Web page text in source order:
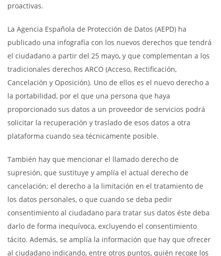
proactivas.
La Agencia Española de Protección de Datos (AEPD) ha
publicado una infografía con los nuevos derechos que tendrá
el ciudadano a partir del 25 mayo, y que complementan a los
tradicionales derechos ARCO (Acceso, Rectificación,
Cancelación y Oposición). Uno de ellos es el nuevo derecho a
la portabilidad, por el que una persona que haya
proporcionado sus datos a un proveedor de servicios podrá
solicitar la recuperación y traslado de esos datos a otra
plataforma cuando sea técnicamente posible.
También hay que mencionar el llamado derecho de
supresión, que sustituye y amplía el actual derecho de
cancelación; el derecho a la limitación en el tratamiento de
los datos personales, o que cuando se deba pedir
consentimiento al ciudadano para tratar sus datos éste deba
darlo de forma inequívoca, excluyendo el consentimiento
tácito. Además, se amplía la información que hay que ofrecer
al ciudadano indicando, entre otros puntos, quién recoge los